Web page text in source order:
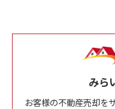
みら
お客様の不動産売却を